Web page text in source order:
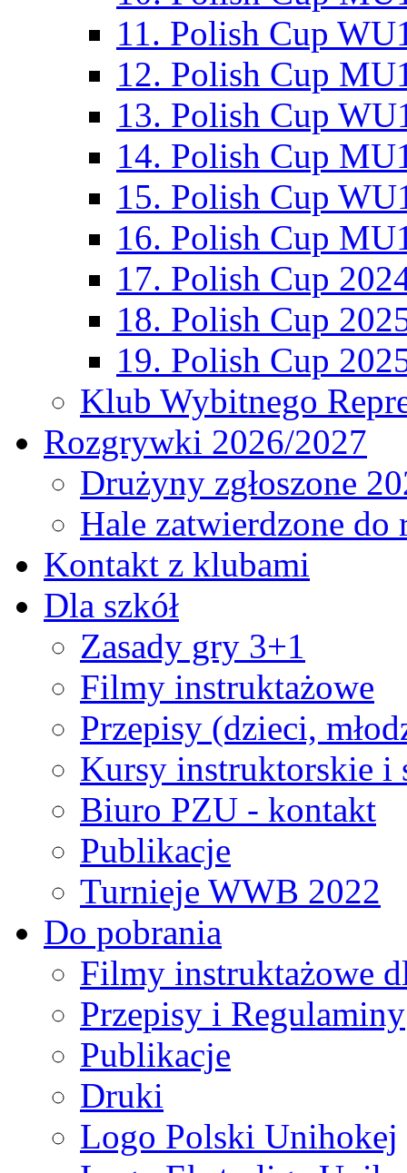
11. Polish Cup
12. Polish Cup
13. Polish Cup
14. Polish Cup
15. Polish Cup
16. Polish Cup
17. Polish Cup
18. Polish Cup
19. Polish Cup
Klub Wybitnego
Rozgrywki 2026/2027
Drużyny zgłoszone
Hale zatwierdzone
Kontakt z klubami
Dla szkół
Zasady gry 3+1
Filmy instruktażowe
Przepisy (dzieci,
Kursy instruktorskie i
Biuro PZU - kontakt
Publikacje
Turnieje WWB 2022
Do pobrania
Filmy instruktażowe
Przepisy i Regulaminy
Publikacje
Druki
Logo Polski Unihokej